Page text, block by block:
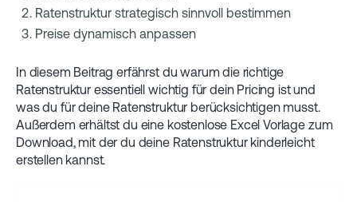
Ratenstruktur strategisch sinnvoll bestimmen
Preise dynamisch anpassen
In diesem Beitrag erfährst du warum die richtige
Ratenstruktur essentiell wichtig für dein Pricing ist und
was du für deine Ratenstruktur berücksichtigen musst.
Außerdem erhältst du eine kostenlose Excel Vorlage zum
Download, mit der du deine Ratenstruktur kinderleicht
erstellen kannst.